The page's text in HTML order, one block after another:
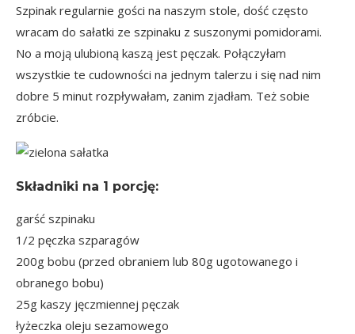
Szpinak regularnie gości na naszym stole, dość często
wracam do sałatki ze szpinaku z suszonymi pomidorami.
No a moją ulubioną kaszą jest pęczak. Połączyłam
wszystkie te cudowności na jednym talerzu i się nad nim
dobre 5 minut rozpływałam, zanim zjadłam. Też sobie
zróbcie.
Składniki na 1 porcję:
garść szpinaku
1/2 pęczka szparagów
200g bobu (przed obraniem lub 80g ugotowanego i
obranego bobu)
25g kaszy jęczmiennej pęczak
łyżeczka oleju sezamowego